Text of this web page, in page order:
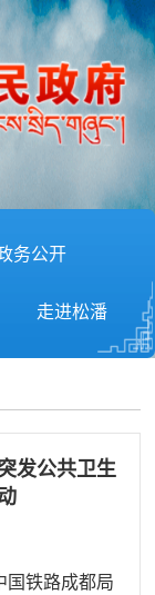
务公开
走进松潘
发公共卫生
国铁路成都局